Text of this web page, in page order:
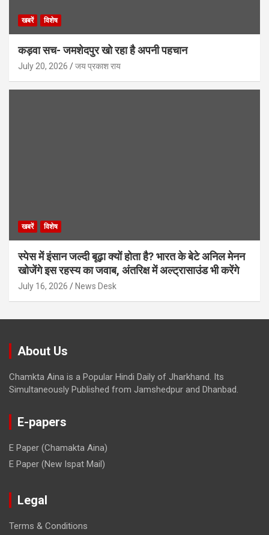
खबरें विशेष
कड़वा सच- जमशेदपुर खो रहा है अपनी पहचान
July 20, 2026 जय प्रकाश राय
खबरें विशेष
स्पेस में इंसान जल्दी बूढ़ा क्यों होता है? भारत के बेटे अनिल मेनन
खोजेंगे इस रहस्य का जवाब, अंतरिक्ष में अल्ट्रासाउंड भी करेंगे
July 16, 2026 News Desk
About Us
Chamkta Aina is a Popular Hindi Daily of Jharkhand. Its
Simultaneously Published from Jamshedpur and Dhanbad.
E-papers
E Paper (Chamakta Aina)
E Paper (New Ispat Mail)
Legal
Terms & Conditions